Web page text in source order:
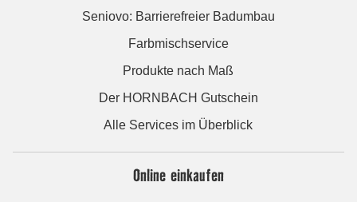
Seniovo: Barrierefreier Badumbau
Farbmischservice
Produkte nach Maß
Der HORNBACH Gutschein
Alle Services im Überblick
Online einkaufen